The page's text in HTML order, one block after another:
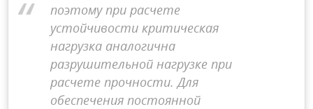
поэтому при расчете
устойчивости критическая
нагрузка аналогична
разрушительной нагрузке при
расчете прочности. Для
обеспечения постоянной